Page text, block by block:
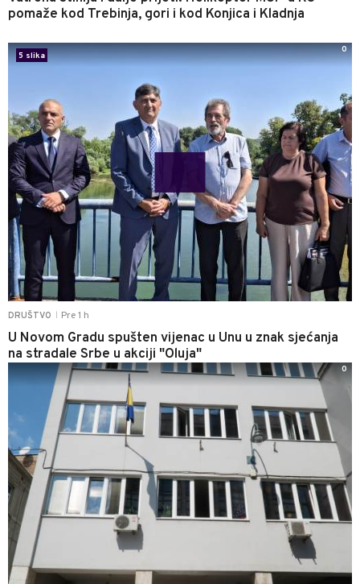
pomaže kod Trebinja, gori i kod Konjica i Kladnja
DRUŠTVO Pre 1 h
U Novom Gradu spušten vijenac u Unu u znak sjećanja
na stradale Srbe u akciji "Oluja"
5 slika
0
0